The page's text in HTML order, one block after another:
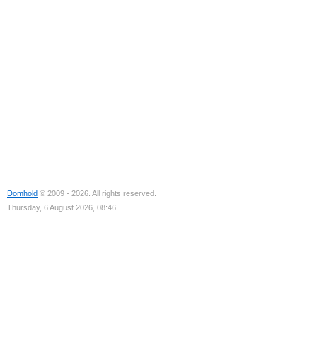
Domhold © 2009 - 2026. All rights reserved.
Thursday, 6 August 2026, 08:46